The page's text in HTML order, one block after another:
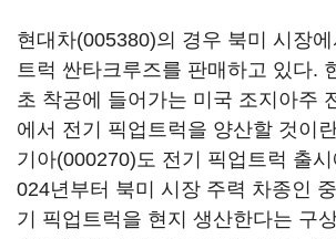
현대차(005380)의 경우 북미 시장
트럭 싼타크루즈를 판매하고 있다.
초 착공에 들어가는 미국 조지아주
에서 전기 픽업트럭을 양산할 것이
기아(000270)도 전기 픽업트럭 출
024년부터 북미 시장 주력 차종인
기 픽업트럭을 현지 생산한다는 구